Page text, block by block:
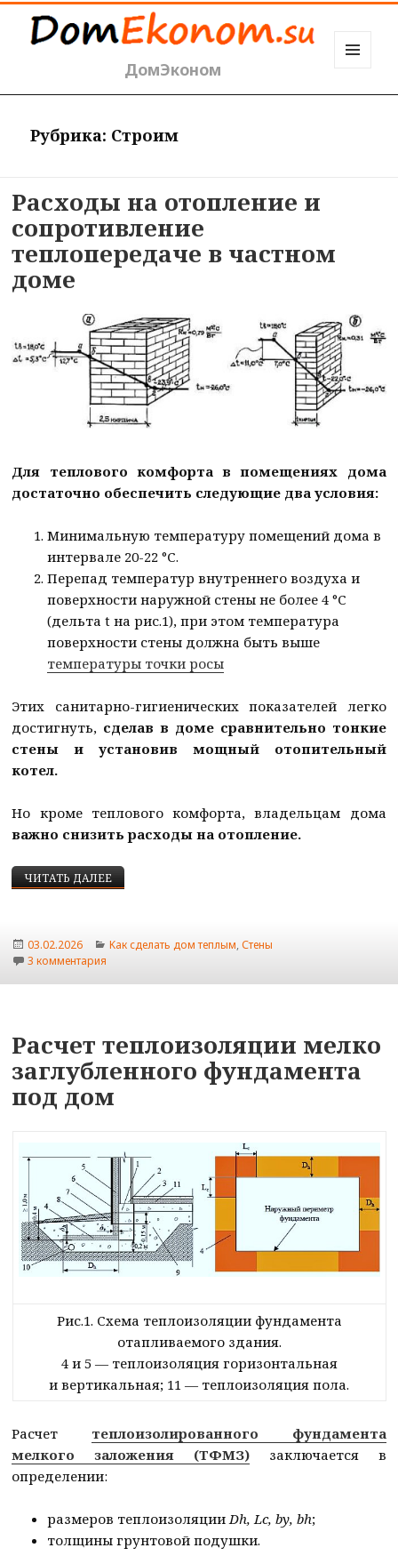
ДомЭконом
Рубрика: Строим
Расходы на отопление и
сопротивление
теплопередаче в частном
доме
Для теплового комфорта в помещениях дома
достаточно обеспечить следующие два условия:
Минимальную температуру помещений дома в
интервале 20-22 °С.
Перепад температур внутреннего воздуха и
поверхности наружной стены не более 4 °С
(дельта t на рис.1), при этом температура
поверхности стены должна быть выше
температуры точки росы
Этих санитарно-гигиенических показателей легко
достигнуть, сделав в доме сравнительно тонкие
стены и установив мощный отопительный
котел.
Но кроме теплового комфорта, владельцам дома
важно снизить расходы на отопление.
ЧИТАТЬ ДАЛЕЕРАСХОДЫ НА ОТОПЛЕНИЕ И СОПРОТИВЛЕНИЕ
Опубликовано
03.02.2026 Рубрики
Kaк сделать дом теплым,Стены
3 комментария
Расчет теплоизоляции мелко
заглубленного фундамента
под дом
Рис.1. Схема теплоизоляции фундамента
отапливаемого здания.
4 и 5 — теплоизоляция горизонтальная
и вертикальная; 11 — теплоизоляция пола.
Расчет теплоизолированного фундамента
мелкого заложения (ТФМЗ) заключается в
определении:
размеров теплоизоляции Dh, Lc, by,bh;
толщины грунтовой подушки.